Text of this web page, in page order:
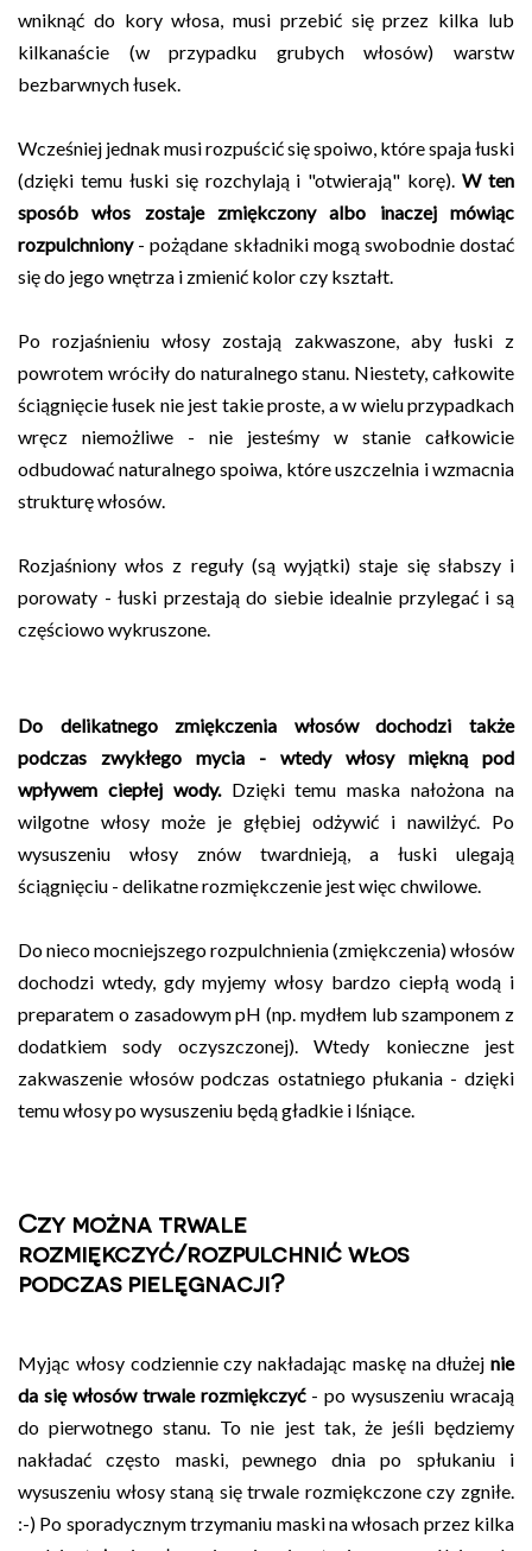
wniknąć do kory włosa, musi przebić się przez kilka lub
kilkanaście (w przypadku grubych włosów) warstw
bezbarwnych łusek.
Wcześniej jednak musi rozpuścić się spoiwo, które spaja łuski
(dzięki temu łuski się rozchylają i "otwierają" korę).W ten
sposób włos zostaje zmiękczony albo inaczej mówiąc
rozpulchniony - pożądane składniki mogą swobodnie dostać
się do jego wnętrza i zmienić kolor czy kształt.
Po rozjaśnieniu włosy zostają zakwaszone, aby łuski z
powrotem wróciły do naturalnego stanu. Niestety, całkowite
ściągnięcie łusek nie jest takie proste, a w wielu przypadkach
wręcz niemożliwe - nie jesteśmy w stanie całkowicie
odbudować naturalnego spoiwa, które uszczelnia i wzmacnia
strukturę włosów.
Rozjaśniony włos z reguły (są wyjątki) staje się słabszy i
porowaty - łuski przestają do siebie idealnie przylegać i są
częściowo wykruszone.
Do delikatnego zmiękczenia włosów dochodzi także
podczas zwykłego mycia - wtedy włosy miękną pod
wpływem ciepłej wody. Dzięki temu maska nałożona na
wilgotne włosy może je głębiej odżywić i nawilżyć. Po
wysuszeniu włosy znów twardnieją, a łuski ulegają
ściągnięciu - delikatne rozmiękczenie jest więc chwilowe.
Do nieco mocniejszego rozpulchnienia (zmiękczenia) włosów
dochodzi wtedy, gdy myjemy włosy bardzo ciepłą wodą i
preparatem o zasadowym pH (np. mydłem lub szamponem z
dodatkiem sody oczyszczonej). Wtedy konieczne jest
zakwaszenie włosów podczas ostatniego płukania - dzięki
temu włosy po wysuszeniu będą gładkie i lśniące.
Czy można trwale
rozmiękczyć/rozpulchnić włos
podczas pielęgnacji?
Myjąc włosy codziennie czy nakładając maskę na dłużej nie
da się włosów trwale rozmiękczyć- po wysuszeniu wracają
do pierwotnego stanu. To nie jest tak, że jeśli będziemy
nakładać często maski, pewnego dnia po spłukaniu i
wysuszeniu włosy staną się trwale rozmiękczone czy zgniłe.
:-) Po sporadycznym trzymaniu maski na włosach przez kilka